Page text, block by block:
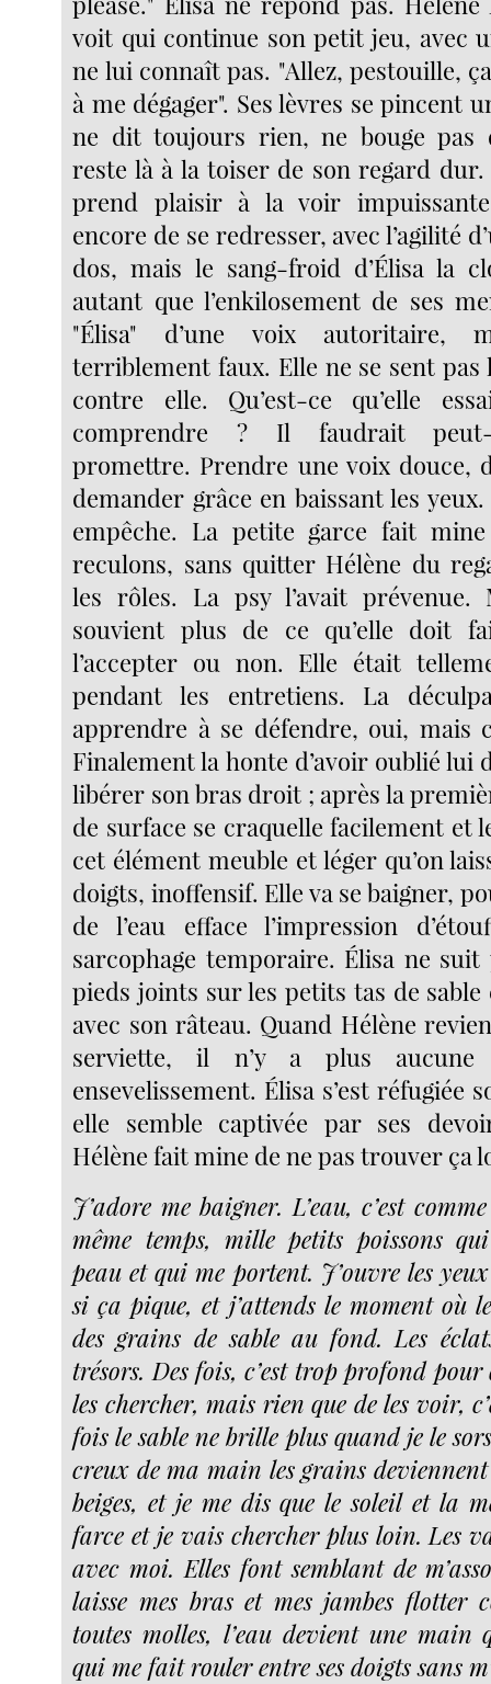
voit qui continue son petit jeu, avec
ne lui connaît pas. "Allez, pestouille,
à me dégager". Ses lèvres se pincent
ne dit toujours rien, ne bouge pas
reste là à la toiser de son regard dur.
prend plaisir à la voir
encore de se redresser, avec l’agilité
dos, mais le sang-froid d’Élisa la
autant que l’enkilosement de ses
"Élisa" d’une voix autoritaire,
terriblement faux. Elle ne se sent
contre elle. Qu’est-ce qu’elle
comprendre ? Il faudrait
promettre. Prendre une voix douce,
demander grâce en baissant les yeux.
empêche. La petite garce fait mine
reculons, sans quitter Hélène du
les rôles. La psy l’avait
souvient plus de ce qu’elle doit
l’accepter ou non. Elle était
pendant les entretiens. La
apprendre à se défendre, oui, mais
Finalement la honte d’avoir oublié lui
libérer son bras droit ; après la
de surface se craquelle facilement et
cet élément meuble et léger qu’on
doigts, inoffensif. Elle va se baigner,
de l’eau efface l’impression
sarcophage temporaire. Élisa ne suit
pieds joints sur les petits tas de
avec son râteau. Quand Hélène
serviette, il n’y a plus
ensevelissement. Élisa s’est réfugiée
elle semble captivée par ses
Hélène fait mine de ne pas trouver ça
J’adore me baigner. L’eau, c’est
même temps, mille petits poissons
peau et qui me portent. J’ouvre les yeux
si ça pique, et j’attends le moment où
des grains de sable au fond. Les
trésors. Des fois, c’est trop profond
les chercher, mais rien que de les voir,
fois le sable ne brille plus quand je le
creux de ma main les grains
beiges, et je me dis que le soleil et la
farce et je vais chercher plus loin. Les
avec moi. Elles font semblant de
laisse mes bras et mes jambes flotter
toutes molles, l’eau devient une main
qui me fait rouler entre ses doigts sans